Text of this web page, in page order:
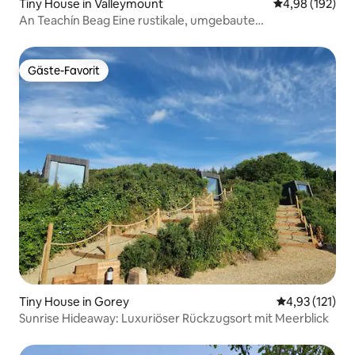
Tiny House in Valleymount
4,98 (192)
An Teachín Beag Eine rustikale, umgebaute
Gäste-Favorit
Gäste-Favorit
Tiny House in Gorey
4,93 (121)
Sunrise Hideaway: Luxuriöser Rückzugsort mit Meerblick